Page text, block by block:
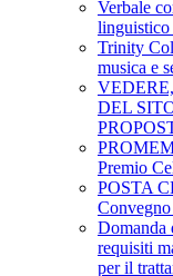
Verbale
Trinity
musica e
DEL
Premio
POSTA
Domanda
requisiti
per il